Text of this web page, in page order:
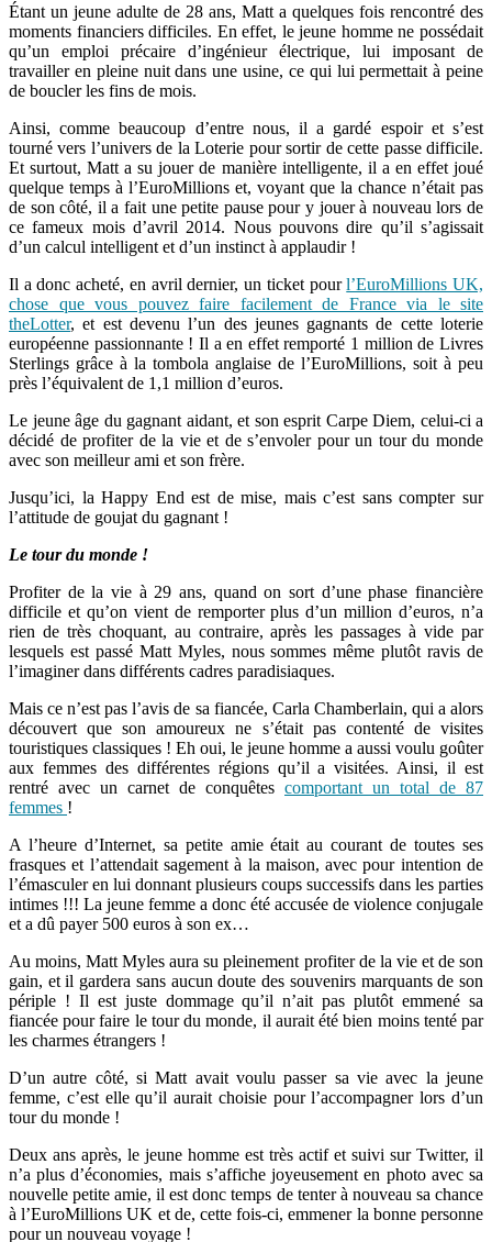
Étant un jeune adulte de 28 ans, Matt a quelques fois rencontré des
moments financiers difficiles. En effet, le jeune homme ne possédait
qu’un emploi précaire d’ingénieur électrique, lui imposant de
travailler en pleine nuit dans une usine, ce qui lui permettait à peine
de boucler les fins de mois.
Ainsi, comme beaucoup d’entre nous, il a gardé espoir et s’est
tourné vers l’univers de la Loterie pour sortir de cette passe difficile.
Et surtout, Matt a su jouer de manière intelligente, il a en effet joué
quelque temps à l’EuroMillions et, voyant que la chance n’était pas
de son côté, il a fait une petite pause pour y jouer à nouveau lors de
ce fameux mois d’avril 2014. Nous pouvons dire qu’il s’agissait
d’un calcul intelligent et d’un instinct à applaudir !
Il a donc acheté, en avril dernier, un ticket pourl’EuroMillions UK,
chose que vous pouvez faire facilement de France via le site
theLotter, et est devenu l’un des jeunes gagnants de cette loterie
européenne passionnante ! Il a en effet remporté 1 million de Livres
Sterlings grâce à la tombola anglaise de l’EuroMillions, soit à peu
près l’équivalent de 1,1 million d’euros.
Le jeune âge du gagnant aidant, et son esprit Carpe Diem, celui-ci a
décidé de profiter de la vie et de s’envoler pour un tour du monde
avec son meilleur ami et son frère.
Jusqu’ici, la Happy End est de mise, mais c’est sans compter sur
l’attitude de goujat du gagnant !
Le tour du monde !
Profiter de la vie à 29 ans, quand on sort d’une phase financière
difficile et qu’on vient de remporter plus d’un million d’euros, n’a
rien de très choquant, au contraire, après les passages à vide par
lesquels est passé Matt Myles, nous sommes même plutôt ravis de
l’imaginer dans différents cadres paradisiaques.
Mais ce n’est pas l’avis de sa fiancée, Carla Chamberlain, qui a alors
découvert que son amoureux ne s’était pas contenté de visites
touristiques classiques ! Eh oui, le jeune homme a aussi voulu goûter
aux femmes des différentes régions qu’il a visitées. Ainsi, il est
rentré avec un carnet de conquêtes comportant un total de 87
femmes !
A l’heure d’Internet, sa petite amie était au courant de toutes ses
frasques et l’attendait sagement à la maison, avec pour intention de
l’émasculer en lui donnant plusieurs coups successifs dans les parties
intimes !!! La jeune femme a donc été accusée de violence conjugale
et a dû payer 500 euros à son ex…
Au moins, Matt Myles aura su pleinement profiter de la vie et de son
gain, et il gardera sans aucun doute des souvenirs marquants de son
périple ! Il est juste dommage qu’il n’ait pas plutôt emmené sa
fiancée pour faire le tour du monde, il aurait été bien moins tenté par
les charmes étrangers !
D’un autre côté, si Matt avait voulu passer sa vie avec la jeune
femme, c’est elle qu’il aurait choisie pour l’accompagner lors d’un
tour du monde !
Deux ans après, le jeune homme est très actif et suivi sur Twitter, il
n’a plus d’économies, mais s’affiche joyeusement en photo avec sa
nouvelle petite amie, il est donc temps de tenter à nouveau sa chance
à l’EuroMillions UK et de, cette fois-ci, emmener la bonne personne
pour un nouveau voyage !